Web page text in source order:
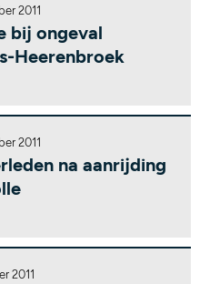
2011
bij ongeval
Heerenbroek
2011
na aanrijding
2011